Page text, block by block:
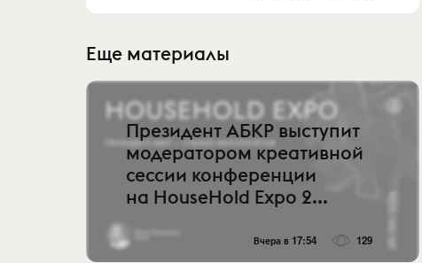
Еще материалы
Президент АБКР выступит
модератором креативной
сессии конференции
на HouseHold Expo 2...
Вчера в 17:54 129